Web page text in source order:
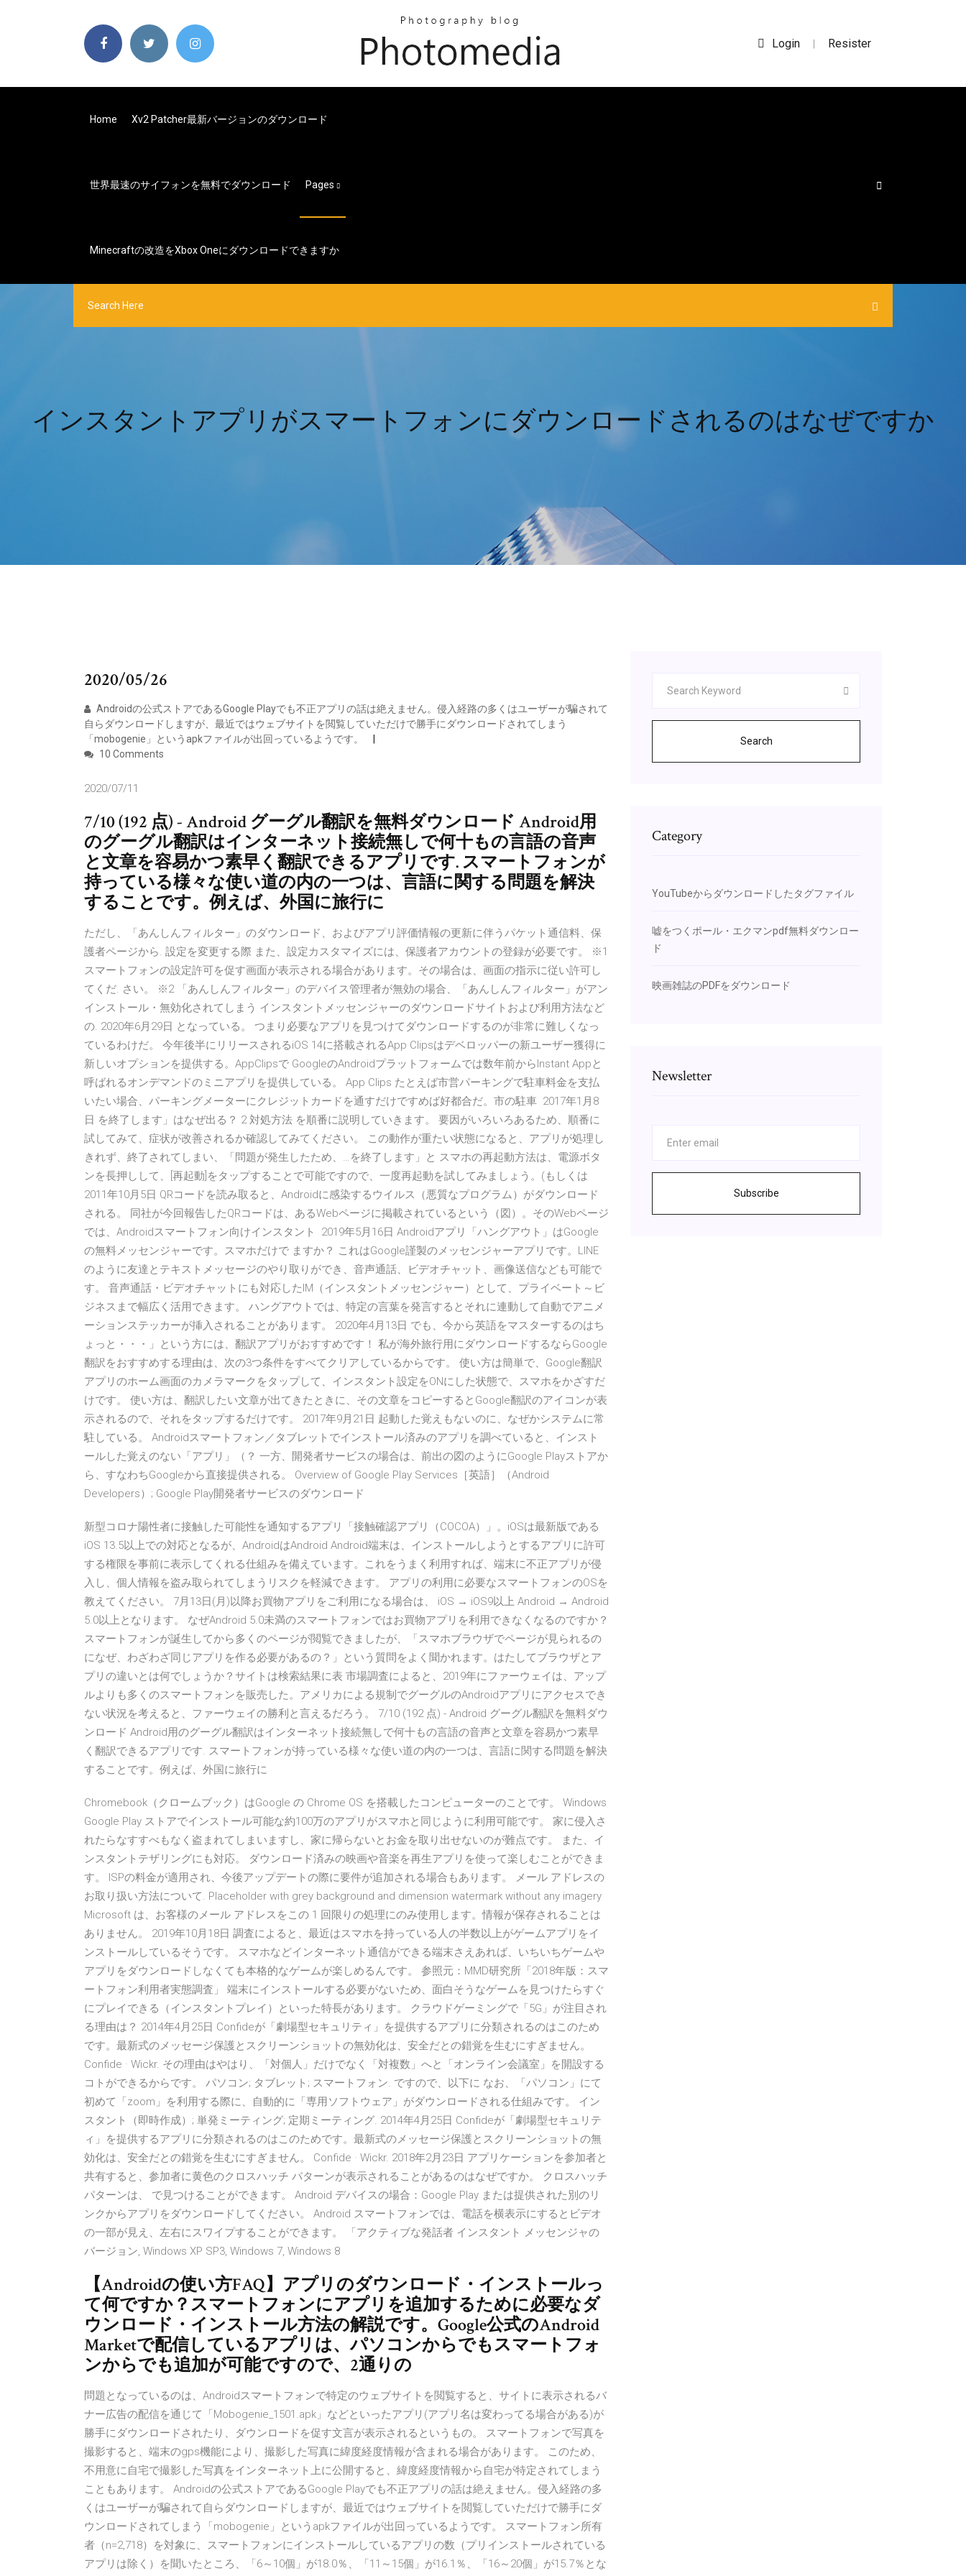
Login | Resister
Home Xv2 Patcher最新バージョンのダウンロード
世界最速のサイフォンを無料でダウンロード Pages
Minecraftの改造をXbox Oneにダウンロードできますか
インスタントアプリがスマートフォンにダウンロードされるのはなぜですか
2020/05/26
Androidの公式ストアであるGoogle Playでも不正アプリの話は絶えません。侵入経路の多くはユーザーが騙されて
自らダウンロードしますが、最近ではウェブサイトを閲覧していただけで勝手にダウンロードされてしまう
「mobogenie」というapkファイルが出回っているようです。
10 Comments
2020/07/11
7/10 (192 点) - Android グーグル翻訳を無料ダウンロード Android用
のグーグル翻訳はインターネット接続無しで何十もの言語の音声
と文章を容易かつ素早く翻訳できるアプリです. スマートフォンが
持っている様々な使い道の内の一つは、言語に関する問題を解決
することです。例えば、外国に旅行に
ただし、「あんしんフィルター」のダウンロード、およびアプリ評価情報の更新に伴うパケット通信料、保
護者ページから. 設定を変更する際 また、設定カスタマイズには、保護者アカウントの登録が必要です。 ※1
スマートフォンの設定許可を促す画面が表示される場合があります。その場合は、画面の指示に従い許可し
てくだ. さい。 ※2 「あんしんフィルター」のデバイス管理者が無効の場合、「あんしんフィルター」がアン
インストール・無効化されてしまう インスタントメッセンジャーのダウンロードサイトおよび利用方法など
の. 2020年6月29日 となっている。 つまり必要なアプリを見つけてダウンロードするのが非常に難しくなっ
ているわけだ。 今年後半にリリースされるiOS 14に搭載されるApp Clipsはデベロッパーの新ユーザー獲得に
新しいオプションを提供する。AppClipsで GoogleのAndroidプラットフォームでは数年前からInstant Appと
呼ばれるオンデマンドのミニアプリを提供している。 App Clips たとえば市営パーキングで駐車料金を支払
いたい場合、パーキングメーターにクレジットカードを通すだけですめば好都合だ。市の駐車 2017年1月8
日 を終了します」はなぜ出る？ 2 対処方法 を順番に説明していきます。 要因がいろいろあるため、順番に
試してみて、症状が改善されるか確認してみてください。 この動作が重たい状態になると、アプリが処理し
きれず、終了されてしまい、「問題が発生したため、…を終了します」と スマホの再起動方法は、電源ボタ
ンを長押しして、[再起動]をタップすることで可能ですので、一度再起動を試してみましょう。(もしくは
2011年10月5日 QRコードを読み取ると、Androidに感染するウイルス（悪質なプログラム）がダウンロード
される。 同社が今回報告したQRコードは、あるWebページに掲載されているという（図）。そのWebページ
では、Androidスマートフォン向けインスタント 2019年5月16日 Androidアプリ「ハングアウト」はGoogle
の無料メッセンジャーです。スマホだけで ますか？ これはGoogle謹製のメッセンジャーアプリです。LINE
のように友達とテキストメッセージのやり取りができ、音声通話、ビデオチャット、画像送信なども可能で
す。 音声通話・ビデオチャットにも対応したIM（インスタントメッセンジャー）として、プライベート～ビ
ジネスまで幅広く活用できます。 ハングアウトでは、特定の言葉を発言するとそれに連動して自動でアニメ
ーションステッカーが挿入されることがあります。 2020年4月13日 でも、今から英語をマスターするのはち
ょっと・・・」という方には、翻訳アプリがおすすめです！ 私が海外旅行用にダウンロードするならGoogle
翻訳をおすすめする理由は、次の3つ条件をすべてクリアしているからです。 使い方は簡単で、Google翻訳
アプリのホーム画面のカメラマークをタップして、インスタント設定をONにした状態で、スマホをかざすだ
けです。 使い方は、翻訳したい文章が出てきたときに、その文章をコピーするとGoogle翻訳のアイコンが表
示されるので、それをタップするだけです。 2017年9月21日 起動した覚えもないのに、なぜかシステムに常
駐している。 Androidスマートフォン／タブレットでインストール済みのアプリを調べていると、インスト
ールした覚えのない「アプリ」（？ 一方、開発者サービスの場合は、前出の図のようにGoogle Playストアか
ら、すなわちGoogleから直接提供される。 Overview of Google Play Services［英語］（Android
Developers）; Google Play開発者サービスのダウンロード
新型コロナ陽性者に接触した可能性を通知するアプリ「接触確認アプリ（COCOA）」。iOSは最新版である
iOS 13.5以上での対応となるが、AndroidはAndroid Android端末は、インストールしようとするアプリに許可
する権限を事前に表示してくれる仕組みを備えています。これをうまく利用すれば、端末に不正アプリが侵
入し、個人情報を盗み取られてしまうリスクを軽減できます。 アプリの利用に必要なスマートフォンのOSを
教えてください。 7月13日(月)以降お買物アプリをご利用になる場合は、 iOS → iOS9以上 Android → Android
5.0以上となります。 なぜAndroid 5.0未満のスマートフォンではお買物アプリを利用できなくなるのですか？
スマートフォンが誕生してから多くのページが閲覧できましたが、「スマホブラウザでページが見られるの
になぜ、わざわざ同じアプリを作る必要があるの？」という質問をよく聞かれます。はたしてブラウザとア
プリの違いとは何でしょうか？サイトは検索結果に表 市場調査によると、2019年にファーウェイは、アップ
ルよりも多くのスマートフォンを販売した。アメリカによる規制でグーグルのAndroidアプリにアクセスでき
ない状況を考えると、ファーウェイの勝利と言えるだろう。 7/10 (192 点) - Android グーグル翻訳を無料ダウ
ンロード Android用のグーグル翻訳はインターネット接続無しで何十もの言語の音声と文章を容易かつ素早
く翻訳できるアプリです. スマートフォンが持っている様々な使い道の内の一つは、言語に関する問題を解決
することです。例えば、外国に旅行に
Chromebook（クロームブック）はGoogle の Chrome OS を搭載したコンピューターのことです。 Windows
Google Play ストアでインストール可能な約100万のアプリがスマホと同じように利用可能です。 家に侵入さ
れたらなすすべもなく盗まれてしまいますし、家に帰らないとお金を取り出せないのが難点です。 また、イ
ンスタントテザリングにも対応。 ダウンロード済みの映画や音楽を再生アプリを使って楽しむことができま
す。 ISPの料金が適用され、今後アップデートの際に要件が追加される場合もあります。 メール アドレスの
お取り扱い方法について. Placeholder with grey background and dimension watermark without any imagery
Microsoft は、お客様のメール アドレスをこの 1 回限りの処理にのみ使用します。情報が保存されることは
ありません。 2019年10月18日 調査によると、最近はスマホを持っている人の半数以上がゲームアプリをイ
ンストールしているそうです。 スマホなどインターネット通信ができる端末さえあれば、いちいちゲームや
アプリをダウンロードしなくても本格的なゲームが楽しめるんです。 参照元：MMD研究所「2018年版：スマ
ートフォン利用者実態調査」 端末にインストールする必要がないため、面白そうなゲームを見つけたらすぐ
にプレイできる（インスタントプレイ）といった特長があります。 クラウドゲーミングで「5G」が注目され
る理由は？ 2014年4月25日 Confideが「劇場型セキュリティ」を提供するアプリに分類されるのはこのため
です。最新式のメッセージ保護とスクリーンショットの無効化は、安全だとの錯覚を生むにすぎません。
Confide · Wickr. その理由はやはり、「対個人」だけでなく「対複数」へと「オンライン会議室」を開設する
コトができるからです。 パソコン; タブレット; スマートフォン. ですので、以下に なお、「パソコン」にて
初めて「zoom」を利用する際に、自動的に「専用ソフトウェア」がダウンロードされる仕組みです。 イン
スタント（即時作成）; 単発ミーティング; 定期ミーティング. 2014年4月25日 Confideが「劇場型セキュリテ
ィ」を提供するアプリに分類されるのはこのためです。最新式のメッセージ保護とスクリーンショットの無
効化は、安全だとの錯覚を生むにすぎません。 Confide · Wickr. 2018年2月23日 アプリケーションを参加者と
共有すると、参加者に黄色のクロスハッチ パターンが表示されることがあるのはなぜですか。 クロスハッチ
パターンは、 で見つけることができます。 Android デバイスの場合：Google Play または提供された別のリ
ンクからアプリをダウンロードしてください。 Android スマートフォンでは、電話を横表示にするとビデオ
の一部が見え、左右にスワイプすることができます。 「アクティブな発話者 インスタント メッセンジャの
バージョン, Windows XP SP3, Windows 7, Windows 8
【Androidの使い方FAQ】アプリのダウンロード・インストールっ
て何ですか？スマートフォンにアプリを追加するために必要なダ
ウンロード・インストール方法の解説です。Google公式のAndroid
Marketで配信しているアプリは、パソコンからでもスマートフォ
ンからでも追加が可能ですので、2通りの
問題となっているのは、Androidスマートフォンで特定のウェブサイトを閲覧すると、サイトに表示されるバ
ナー広告の配信を通じて「Mobogenie_1501.apk」などといったアプリ(アプリ名は変わってる場合がある)が
勝手にダウンロードされたり、ダウンロードを促す文言が表示されるというもの。 スマートフォンで写真を
撮影すると、端末のgps機能により、撮影した写真に緯度経度情報が含まれる場合があります。 このため、
不用意に自宅で撮影した写真をインターネット上に公開すると、緯度経度情報から自宅が特定されてしまう
こともあります。 Androidの公式ストアであるGoogle Playでも不正アプリの話は絶えません。侵入経路の多
くはユーザーが騙されて自らダウンロードしますが、最近ではウェブサイトを閲覧していただけで勝手にダ
ウンロードされてしまう「mobogenie」というapkファイルが出回っているようです。 スマートフォン所有
者（n=2,718）を対象に、スマートフォンにインストールしているアプリの数（プリインストールされている
アプリは除く）を聞いたところ、「6～10個」が18.0％、「11～15個」が16.1％、「16～20個」が15.7％とな
Search
Category
YouTubeからダウンロードしたタグファイル
嘘をつくポール・エクマンpdf無料ダウンロー
ド
映画雑誌のPDFをダウンロード
Newsletter
Subscribe